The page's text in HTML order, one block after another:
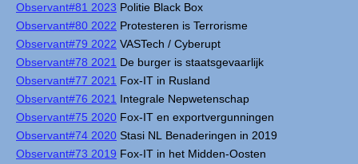
Observant#81 2023 Politie Black Box
Observant#80 2022 Protesteren is Terrorisme
Observant#79 2022 VASTech / Cyberupt
Observant#78 2021 De burger is staatsgevaarlijk
Observant#77 2021 Fox-IT in Rusland
Observant#76 2021 Integrale Nepwetenschap
Observant#75 2020 Fox-IT en exportvergunningen
Observant#74 2020 Stasi NL Benaderingen in 2019
Observant#73 2019 Fox-IT in het Midden-Oosten